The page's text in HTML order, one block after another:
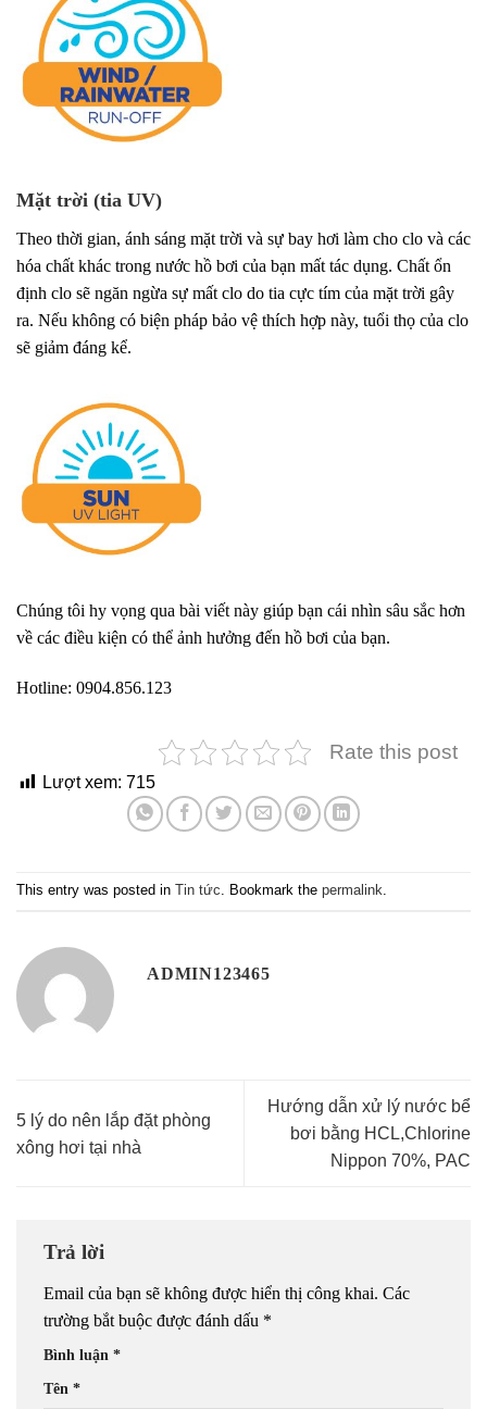
Mặt trời (tia UV)
Theo thời gian, ánh sáng mặt trời và sự bay hơi làm cho clo và các
hóa chất khác trong nước hồ bơi của bạn mất tác dụng. Chất ổn
định clo sẽ ngăn ngừa sự mất clo do tia cực tím của mặt trời gây
ra. Nếu không có biện pháp bảo vệ thích hợp này, tuổi thọ của clo
sẽ giảm đáng kể.
Chúng tôi hy vọng qua bài viết này giúp bạn cái nhìn sâu sắc hơn
về các điều kiện có thể ảnh hưởng đến hồ bơi của bạn.
Hotline: 0904.856.123
Rate this post
Lượt xem: 715
This entry was posted in Tin tức. Bookmark the permalink.
ADMIN123465
5 lý do nên lắp đặt phòng
xông hơi tại nhà
Hướng dẫn xử lý nước bể
bơi bằng HCL,Chlorine
Nippon 70%, PAC
Trả lời
Email của bạn sẽ không được hiển thị công khai. Các
trường bắt buộc được đánh dấu *
Bình luận *
Tên *